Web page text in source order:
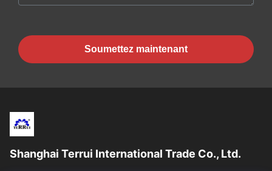
Soumettez maintenant
Shanghai Terrui International Trade Co., Ltd.